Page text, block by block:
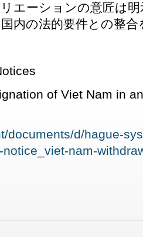
エーションの意匠は
内の法的要件との整
of Viet Nam in
documents/d/hague-
nam-